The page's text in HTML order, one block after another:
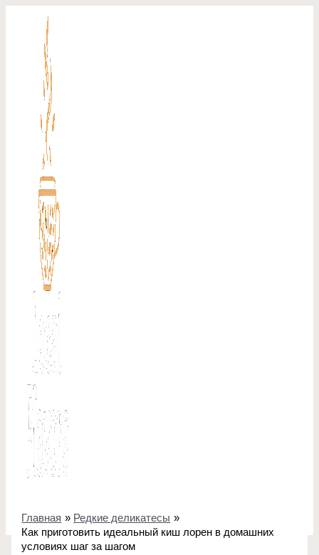
содержимому
Главная
Редкие деликатесы
Как приготовить идеальный киш лорен в домашних
условиях шаг за шагом